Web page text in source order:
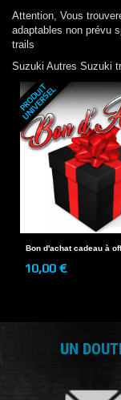
Attention, Vous
adaptables non prévu
trails
Suzuki Autres Suzuki
P
R
O
D
U
I
T
U
N
I
V
E
R
S
E
L
Bon d'achat cadeau à
10,00 €
UN